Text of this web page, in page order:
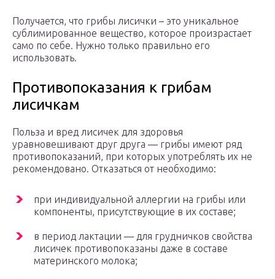
Получается, что грибы лисички – это уникальное
сублимированное вещество, которое произрастает
само по себе. Нужно только правильно его
использовать.
Противопоказания к грибам
лисичкам
Польза и вред лисичек для здоровья
уравновешивают друг друга — грибы имеют ряд
противопоказаний, при которых употреблять их не
рекомендовано. Отказаться от необходимо:
при индивидуальной аллергии на грибы или
компоненты, присутствующие в их составе;
в период лактации — для грудничков свойства
лисичек противопоказаны даже в составе
материнского молока;